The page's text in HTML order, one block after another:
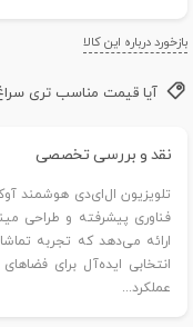
بازخورد درباره این کالا
آیا قیمت مناسب تری
نقد و بررسی تخصصی
فناوری پیشرفته و طراحی
ارائه می‌دهد که تجربه
انتخابی ایده‌آل برای
عملکرد...